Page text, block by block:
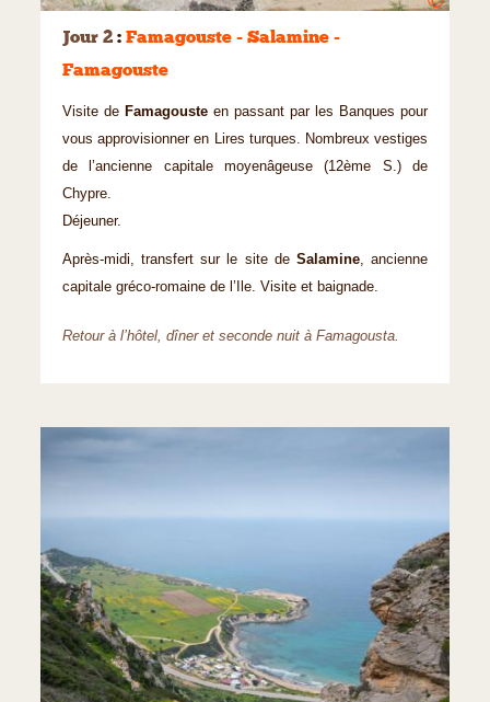
Jour 2 : Famagouste - Salamine -
Famagouste
Visite de Famagouste en passant par les Banques pour
vous approvisionner en Lires turques. Nombreux vestiges
de l’ancienne capitale moyenâgeuse (12ème S.) de
Chypre.
Déjeuner.
Après-midi, transfert sur le site de Salamine, ancienne
capitale gréco-romaine de l’Ile. Visite et baignade.
Retour à l’hôtel, dîner et seconde nuit à Famagousta.